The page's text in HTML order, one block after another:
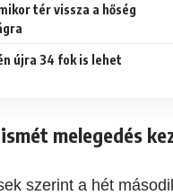
tér vissza a hőség
újra 34 fok is lehet
melegedés
szerint a hét